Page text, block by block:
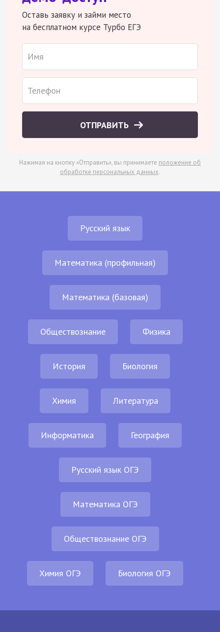
Оставь заявку и займи место
на бесплатном курсе Турбо ЕГЭ
ОТПРАВИТЬ
Нажимая на кнопку «Отправить», вы принимаете положение об
обработке персональных данных.
Русский язык
Математика (профильная)
Математика (базовая)
Обществознание Физика
История Биология
Химия Литература
Информатика География
Русский язык ОГЭ
Математика ОГЭ
Обществознание ОГЭ
Химия ОГЭ Биология ОГЭ